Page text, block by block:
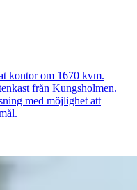
kontor om 1670 kvm.
från Kungsholmen.
med möjlighet att